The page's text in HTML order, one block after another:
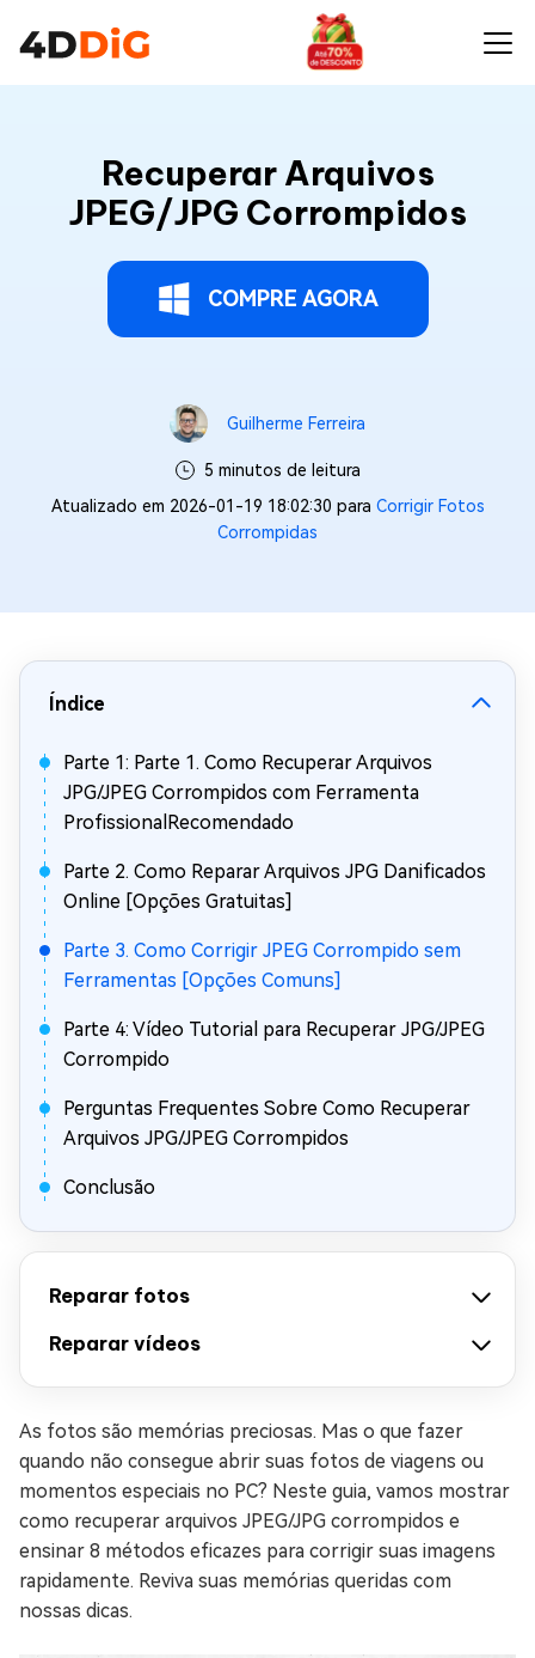
Recuperar Arquivos
JPEG/JPG Corrompidos
COMPRE AGORA
Guilherme Ferreira
5 minutos de leitura
Atualizado em 2026-01-19 18:02:30 para Corrigir Fotos
Corrompidas
Índice
Parte 1: Parte 1. Como Recuperar Arquivos
JPG/JPEG Corrompidos com Ferramenta
ProfissionalRecomendado
Parte 2. Como Reparar Arquivos JPG Danificados
Online [Opções Gratuitas]
Parte 3. Como Corrigir JPEG Corrompido sem
Ferramentas [Opções Comuns]
Parte 4: Vídeo Tutorial para Recuperar JPG/JPEG
Corrompido
Perguntas Frequentes Sobre Como Recuperar
Arquivos JPG/JPEG Corrompidos
Conclusão
Reparar fotos
Reparar vídeos
As fotos são memórias preciosas. Mas o que fazer
quando não consegue abrir suas fotos de viagens ou
momentos especiais no PC? Neste guia, vamos mostrar
como recuperar arquivos JPEG/JPG corrompidos e
ensinar 8 métodos eficazes para corrigir suas imagens
rapidamente. Reviva suas memórias queridas com
nossas dicas.